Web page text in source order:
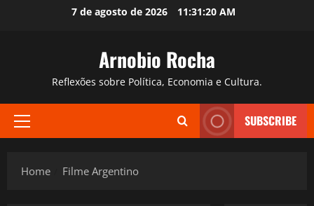
7 de agosto de 2026 11:31:21 AM
Arnobio Rocha
Reflexões sobre Política, Economia e Cultura.
Primary
SUBSCRIBE
Home Filme Argentino